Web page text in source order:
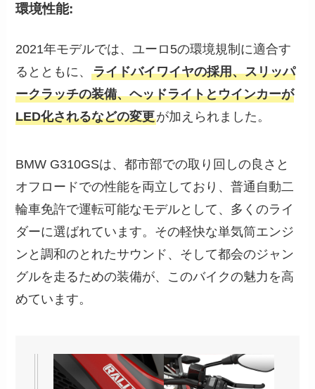
環境性能:
2021年モデルでは、ユーロ5の環境規制に適合す
るとともに、ライドバイワイヤの採用、スリッパ
ークラッチの装備、ヘッドライトとウインカーが
LED化されるなどの変更が加えられました。
BMW G310GSは、都市部での取り回しの良さと
オフロードでの性能を両立しており、普通自動二
輪車免許で運転可能なモデルとして、多くのライ
ダーに選ばれています。その軽快な単気筒エンジ
ンと調和のとれたサウンド、そして都会のジャン
グルを走るための装備が、このバイクの魅力を高
めています。